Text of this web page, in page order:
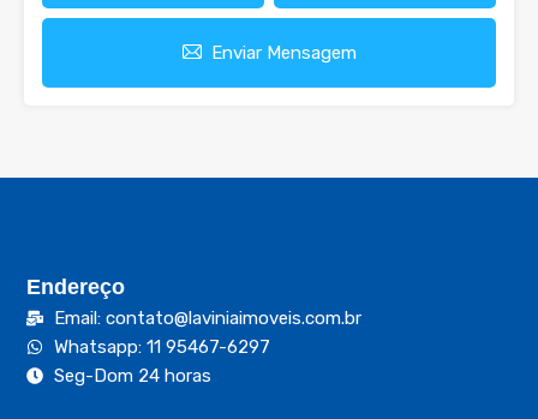
Enviar Mensagem
Endereço
Email: contato@laviniaimoveis.com.br
Whatsapp: 11 95467-6297
Seg-Dom 24 horas